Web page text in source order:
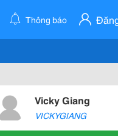
Thông báo
Vicky Giang
VICKYGIANG